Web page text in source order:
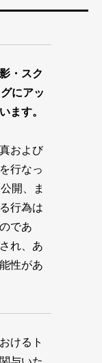
・スク
にアッ
ます。
および
行なっ
開、ま
行為は
であ
れ、あ
性があ
けるト